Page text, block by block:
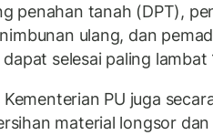
penahan tanah (DPT),
ulang, dan
selesai paling lambat
PU juga
material longsor